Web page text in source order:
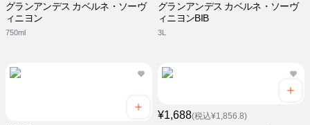
グランアンデス カベルネ・ソーヴ
ィニヨン
750ml
グランアンデス カベルネ・ソーヴ
ィニヨンBIB
3L
¥1,688(税込¥1,856.8)